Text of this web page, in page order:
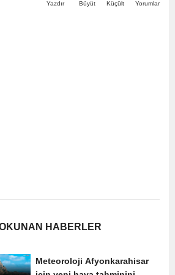
Yazdır Büyüt Küçült Yorumlar
HABERLER
Meteoroloji Afyonkarahisar